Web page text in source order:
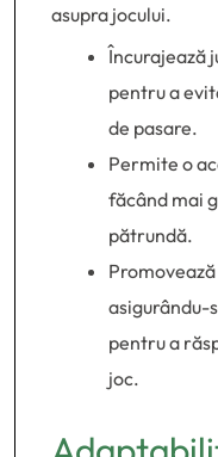
asupra jocului.
Încurajează
pentru a
de pasare.
Permite o
făcând mai
pătrundă.
asigurându-
pentru a
joc.